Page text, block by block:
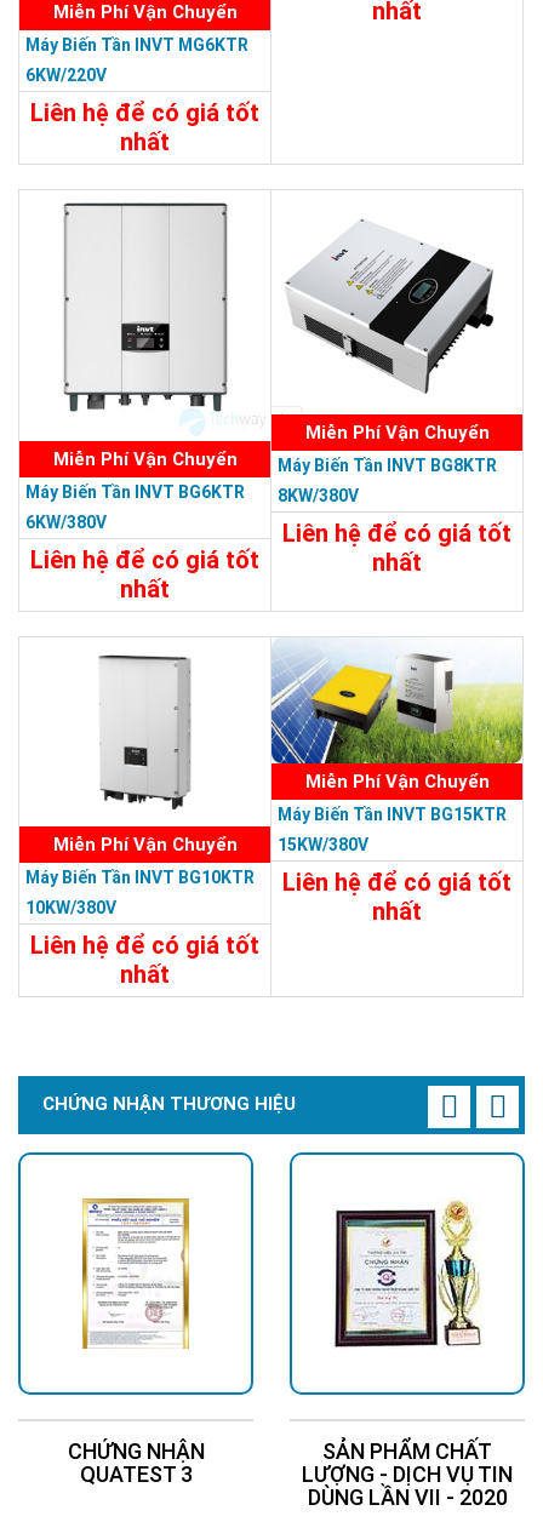
Miễn Phí Vận Chuyển
Máy Biến Tần INVT MG6KTR
6KW/220V
Liên hệ để có giá tốt
nhất
nhất
Miễn Phí Vận Chuyển
Máy Biến Tần INVT BG6KTR
6KW/380V
Liên hệ để có giá tốt
nhất
Miễn Phí Vận Chuyển
Máy Biến Tần INVT BG8KTR
8KW/380V
Liên hệ để có giá tốt
nhất
Miễn Phí Vận Chuyển
Máy Biến Tần INVT BG10KTR
10KW/380V
Liên hệ để có giá tốt
nhất
Miễn Phí Vận Chuyển
Máy Biến Tần INVT BG15KTR
15KW/380V
Liên hệ để có giá tốt
nhất
CHỨNG NHẬN THƯƠNG HIỆU
CHỨNG NHẬN
QUATEST 3
SẢN PHẨM CHẤT
LƯỢNG - DỊCH VỤ TIN
DÙNG LẦN VII - 2020